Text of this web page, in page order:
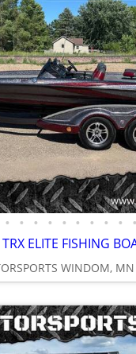
• • • • • • • • • •
WINDOM, MN